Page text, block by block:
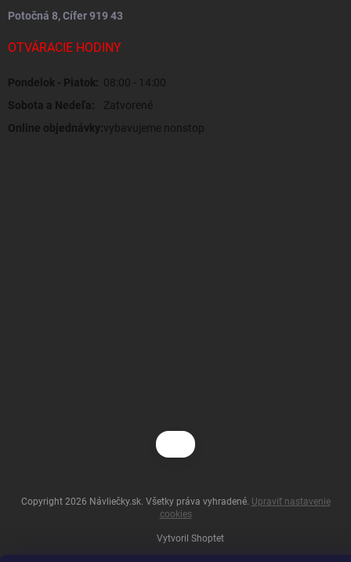
Potočná 8, Cífer 919 43
OTVÁRACIE HODINY
Pondelok - Piatok: 08:00 - 14:00
Sobota a Nedeľa:
Zatvorené
Online objednávky:vybavujeme nonstop
Vytvoril Shoptet
Copyright 2026 Návliečky.sk. Všetky práva vyhradené. Upraviť nastavenie
cookies